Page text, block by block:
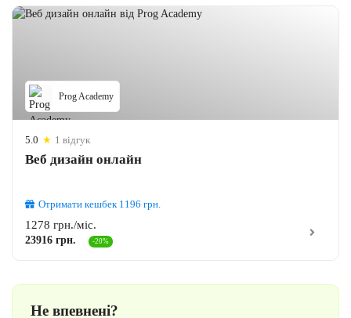
Prog Academy
5.0 ★ 1 відгук
Веб дизайн онлайн
Отримати кешбек 1196 грн.
1278 грн./міс.
23916 грн. -20%
Не впевнені?